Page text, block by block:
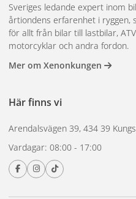
Sveriges ledande expert inom
årtiondens erfarenhet i ryggen,
för allt från bilar till lastbilar,
motorcyklar och andra fordon.
Mer om Xenonkungen
Här finns vi
Arendalsvägen 39, 434 39
Vardagar: 08:00 - 17:00